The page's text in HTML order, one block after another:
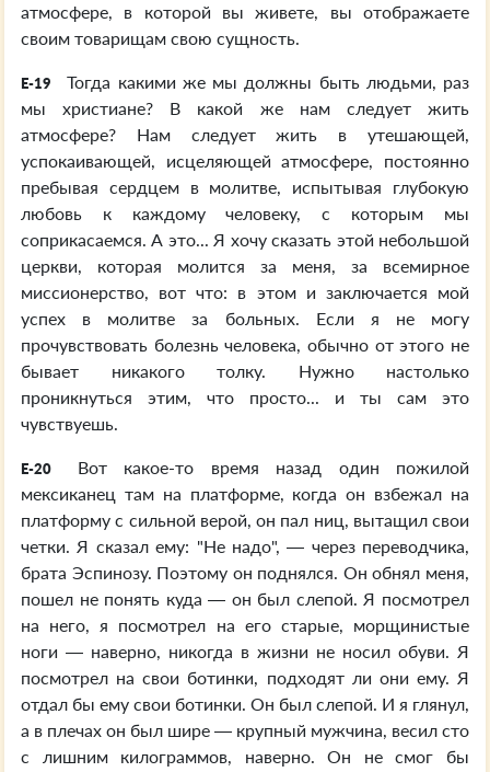
атмосфере, в которой вы живете, вы отображаете
своим товарищам свою сущность.
E-19
Тогда какими же мы должны быть людьми, раз
мы христиане? В какой же нам следует жить
атмосфере? Нам следует жить в утешающей,
успокаивающей, исцеляющей атмосфере, постоянно
пребывая сердцем в молитве, испытывая глубокую
любовь к каждому человеку, с которым мы
соприкасаемся. А это... Я хочу сказать этой небольшой
церкви, которая молится за меня, за всемирное
миссионерство, вот что: в этом и заключается мой
успех в молитве за больных. Если я не могу
прочувствовать болезнь человека, обычно от этого не
бывает никакого толку. Нужно настолько
проникнуться этим, что просто... и ты сам это
чувствуешь.
E-20
Вот какое-то время назад один пожилой
мексиканец там на платформе, когда он взбежал на
платформу с сильной верой, он пал ниц, вытащил свои
четки. Я сказал ему: "Не надо", — через переводчика,
брата Эспинозу. Поэтому он поднялся. Он обнял меня,
пошел не понять куда — он был слепой. Я посмотрел
на него, я посмотрел на его старые, морщинистые
ноги — наверно, никогда в жизни не носил обуви. Я
посмотрел на свои ботинки, подходят ли они ему. Я
отдал бы ему свои ботинки. Он был слепой. И я глянул,
а в плечах он был шире — крупный мужчина, весил сто
с лишним килограммов, наверно. Он не смог бы